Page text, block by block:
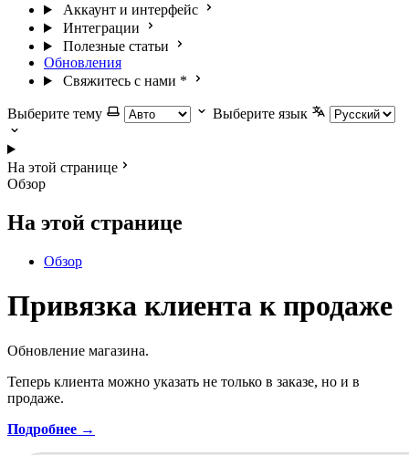
Аккаунт и интерфейс
Интеграции
Полезные статьи
Обновления
Свяжитесь с нами *
Выберите тему Выберите язык
На этой странице
Обзор
На этой странице
Обзор
Привязка клиента к продаже
Обновление магазина.
Теперь клиента можно указать не только в заказе, но и в
продаже.
Подробнее →